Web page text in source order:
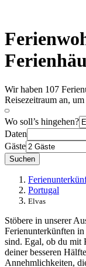
Wir haben 107
Reisezeitraum an,
Wo soll’s hingehen?
Daten
Gäste
Suchen
Portugal
Elvas
Stöbere in unserer
Ferienunterkünften
sind. Egal, ob du mit
deiner besseren
Annehmlichkeiten,